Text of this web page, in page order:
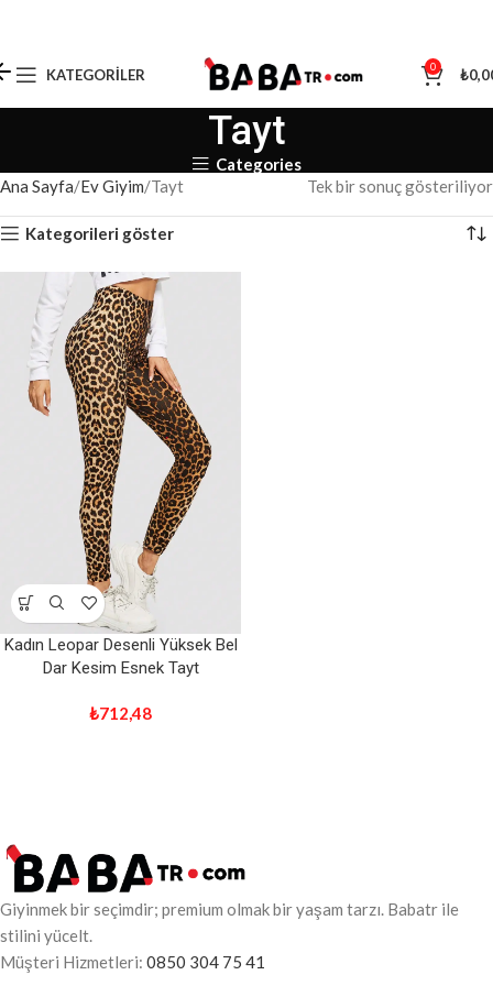
KATEGORILER 0 ₺
Tayt
Categories
Ana Sayfa Ev Giyim Tayt Tek bir sonuç gösteriliyor
Kategorileri göster
Kadın Leopar Desenli Yüksek Bel
Dar Kesim Esnek Tayt
₺712,48
Giyinmek bir seçimdir; premium olmak bir yaşam tarzı. Babatr ile
stilini yücelt.
Müşteri Hizmetleri: 0850 304 75 41